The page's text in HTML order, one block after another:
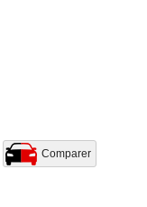
Comparer